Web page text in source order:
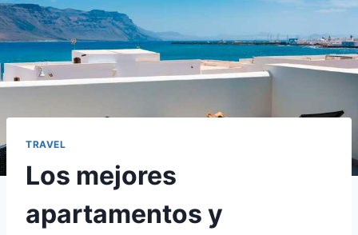
TRAVEL
Los mejores
apartamentos y